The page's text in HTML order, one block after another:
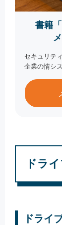
書籍
セキュリテ
企業の情シ
ドラ
ドライ